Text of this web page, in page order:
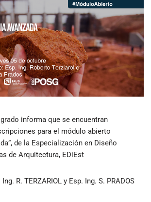
informa que se encuentran
para el módulo abierto
de la Especialización en Diseño
de Arquitectura, EDiEst
R. TERZARIOL y Esp. Ing. S. PRADOS